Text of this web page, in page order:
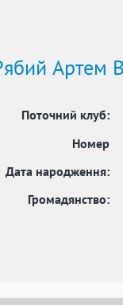
Артем
Поточний клуб:
Номер
Дата народження:
Громадянство: